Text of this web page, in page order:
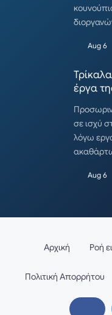
Aug 6
έργα
σε ισχύ
λόγω
Aug 6
Αρχική Ροή
Πολιτική Απορρήτου